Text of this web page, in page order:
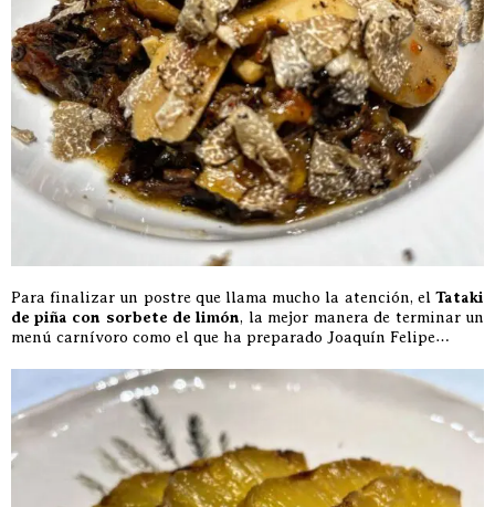
Para finalizar un postre que llama mucho la atención, el Tataki
de piña con sorbete de limón, la mejor manera de terminar un
menú carnívoro como el que ha preparado Joaquín Felipe…